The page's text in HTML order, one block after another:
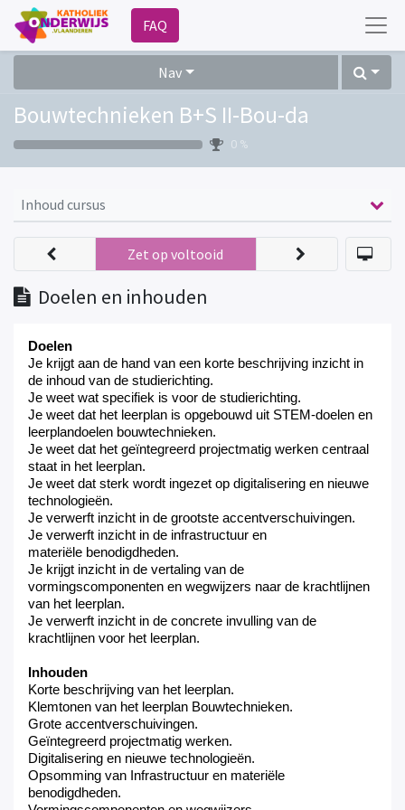
FAQ
Nav
Bouwtechnieken B+S II-Bou-da
0 %
Inhoud cursus
Doelen en inhouden
Zet op voltooid
Doelen
Je krijgt aan de hand van een korte beschrijving inzicht in
de inhoud van de studierichting.
Je weet wat specifiek is voor de studierichting.
Je weet dat het leerplan is opgebouwd uit STEM-doelen en
leerplandoelen bouwtechnieken.
Je weet dat het geïntegreerd projectmatig werken centraal
staat in het leerplan.
Je weet dat sterk wordt ingezet op digitalisering en nieuwe
technologieën.
Je verwerft inzicht in de grootste accentverschuivingen.
Je verwerft inzicht in de infrastructuur en
materiële benodigdheden.
Je krijgt inzicht in de vertaling van de
vormingscomponenten en wegwijzers naar de krachtlijnen
van het leerplan.
Je verwerft inzicht in de concrete invulling van de
krachtlijnen voor het leerplan.
Inhouden
Korte beschrijving van het leerplan.
Klemtonen van het leerplan Bouwtechnieken.
Grote accentverschuivingen.
Geïntegreerd projectmatig werken.
Digitalisering en nieuwe technologieën.
Opsomming van Infrastructuur en materiële
benodigdheden.